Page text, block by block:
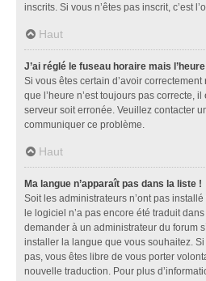
inscrits. Si vous n’êtes pas inscrit, c’est
Haut
J’ai réglé le fuseau horaire mais
Si vous êtes certain d’avoir
que l’heure n’est toujours pas correcte,
serveur soit erronée. Veuillez contacter
communiquer ce problème.
Haut
Ma langue n’apparaît pas dans la liste !
Soit les administrateurs n’ont pas
le logiciel n’a pas encore été traduit
demander à un administrateur du forum
installer la langue que vous souhaitez.
pas, vous êtes libre de vous porter
nouvelle traduction. Pour plus